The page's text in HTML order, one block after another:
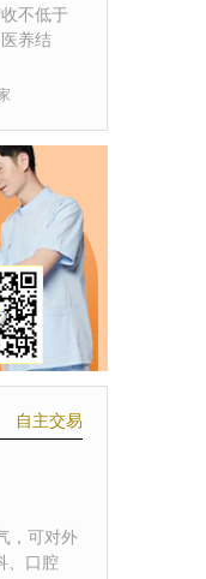
不低于
养结
自主交易
，可对外
、口腔